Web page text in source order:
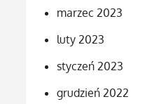
marzec 2023
luty 2023
styczeń 2023
grudzień 2022